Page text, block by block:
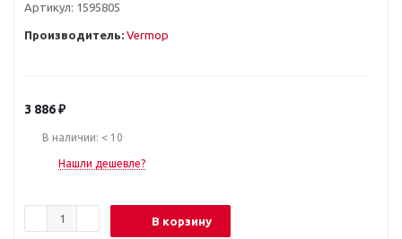
Артикул: 1595805
Производитель: Vermop
3 886₽
В наличии: < 10
Нашли дешевле?
В корзину